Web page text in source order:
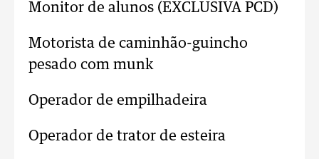
Monitor de alunos (EXCLUSIVA PCD)
Motorista de caminhão-guincho
pesado com munk
Operador de empilhadeira
Operador de trator de esteira